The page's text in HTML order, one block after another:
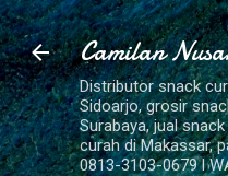
Camilan
Distributor snack
Sidoarjo, grosir
Surabaya, jual
curah di Makassar,
0813-3103-0679 l